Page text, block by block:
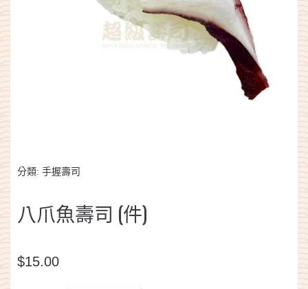
分類: 手握壽司
八爪魚壽司 (件)
$15.00